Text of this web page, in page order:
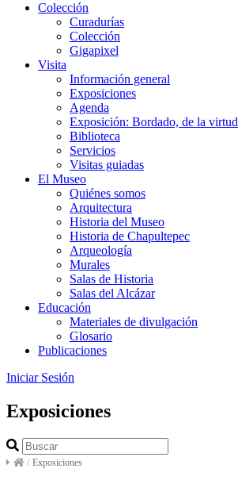
Colección
Curadurías
Colección
Gigapixel
Visita
Información general
Exposiciones
Agenda
Exposición: Bordado, de la virtud
Biblioteca
Servicios
Visitas guiadas
El Museo
Quiénes somos
Arquitectura
Historia del Museo
Historia de Chapultepec
Arqueología
Murales
Salas de Historia
Salas del Alcázar
Educación
Materiales de divulgación
Glosario
Publicaciones
Iniciar Sesión
Exposiciones
/ Exposiciones